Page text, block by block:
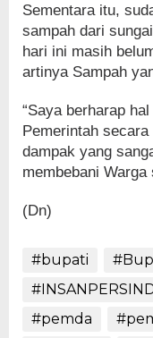
Sementara itu,
sampah dari
hari ini masih
artinya Sampah
“Saya berharap
Pemerintah
dampak yang
membebani Warga
(Dn)
#bupati
#pemda